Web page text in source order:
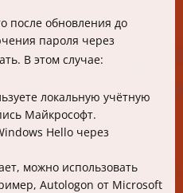
после обновления до
пароля через
В этом случае:
локальную учётную
Майкрософт.
Hello через
можно использовать
Autologon от Microsoft